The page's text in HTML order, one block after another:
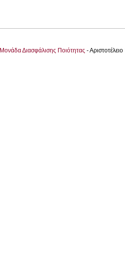
Μονάδα Διασφάλισης Ποιότητας -